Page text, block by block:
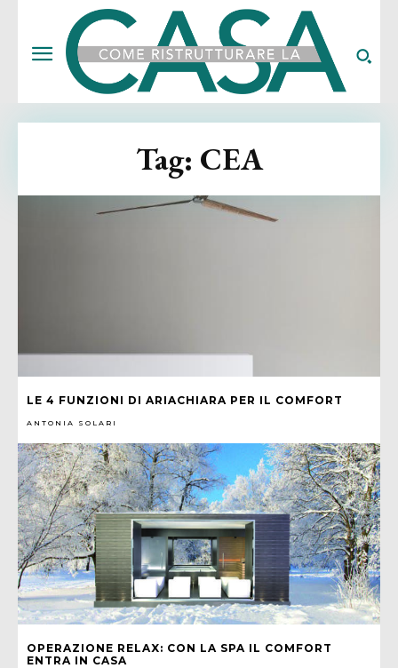
LE 4 FUNZIONI DI ARIACHIARA PER IL COMFORT
ANTONIA SOLARI
OPERAZIONE RELAX: CON LA SPA IL COMFORT
ENTRA IN CASA
Tag: CEA